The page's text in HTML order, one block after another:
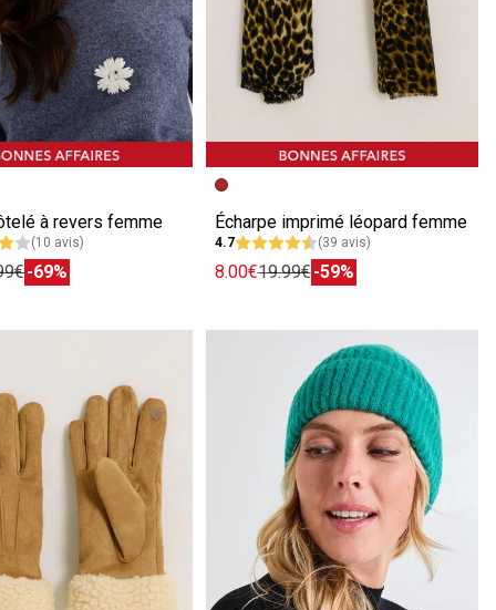
à revers femme
(10 avis)
-69%
Image précédente
Image suivante
Écharpe imprimé léopard femme
4.7 (39 avis)
8.00€19.99€-59%